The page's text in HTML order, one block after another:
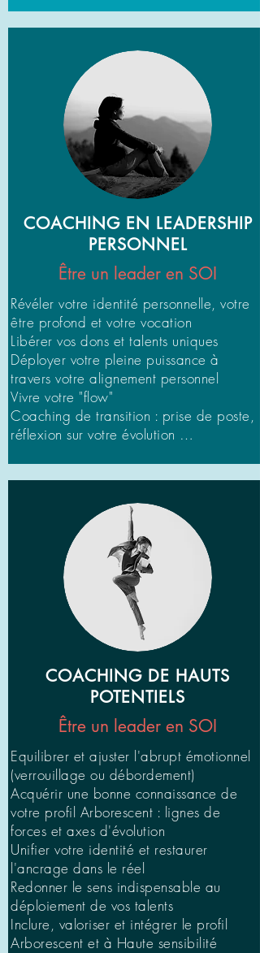
COACHING EN LEADERSHIP
PERSONNEL
Être un leader en SOI
Révéler votre identité personnelle, votre
être profond et votre vocation
Libérer vos dons et talents uniques
Déployer votre pleine puissance à
travers votre alignement personnel
Vivre votre "flow"
Coaching de transition : prise de poste,
réflexion sur votre évolution …​​
COACHING DE HAUTS
POTENTIELS
Être un leader en SOI
Equilibrer et ajuster l'abrupt émotionnel
(verrouillage ou débordement)
Acquérir une bonne connaissance de
votre profil Arborescent : lignes de
forces et axes d'évolution
Unifier votre identité et restaurer
l'ancrage dans le réel
Redonner le sens indispensable au
déploiement de vos talents
Inclure, valoriser et intégrer le profil
Arborescent et à Haute sensibilité